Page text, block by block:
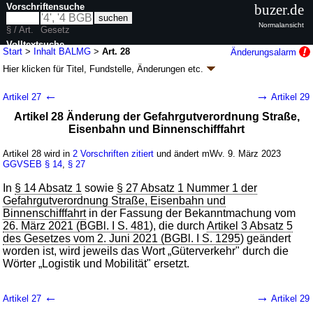
Start > Inhalt BALMG >Art. 28
Änderungsalarm
Hier klicken fürTitel, Fundstelle, Änderungen etc.
Gesetzen und Verordnungen an die neue
Behördenbezeichnung des Bundesamtes für
Güterverkehr (BALMGk.a.Abk.)
G. v. 02.03.2023BGBl. 2023 I Nr. 56; Geltung ab 09.03.2023
42 Änderungen
|
wird in 54 Vorschriften zitiert
Artikel 27 ← → Artikel 29
Artikel 28 Änderung der Gefahrgutverordnung Straße,
Eisenbahn und Binnenschifffahrt
Artikel 28 wird in 2 Vorschriften zitiert und ändert mWv. 9. März 2023
GGVSEB § 14 § 27
In § 14 Absatz 1 sowie § 27 Absatz 1 Nummer 1 der
Gefahrgutverordnung Straße, Eisenbahn und
Binnenschifffahrtin der Fassung der Bekanntmachung vom
26. März 2021 (BGBl. I S. 481), die durchArtikel 3 Absatz 5
des Gesetzes vom 2. Juni 2021 (BGBl. I S. 1295) geändert
worden ist, wird jeweils das Wort „Güterverkehr" durch die
Wörter „Logistik und Mobilität" ersetzt.
Artikel 27 ← → Artikel 29
Vorschriftensuche
§ / Art.
Gesetz
Volltextsuche
nur in BALMG
buzer.de
Normalansicht